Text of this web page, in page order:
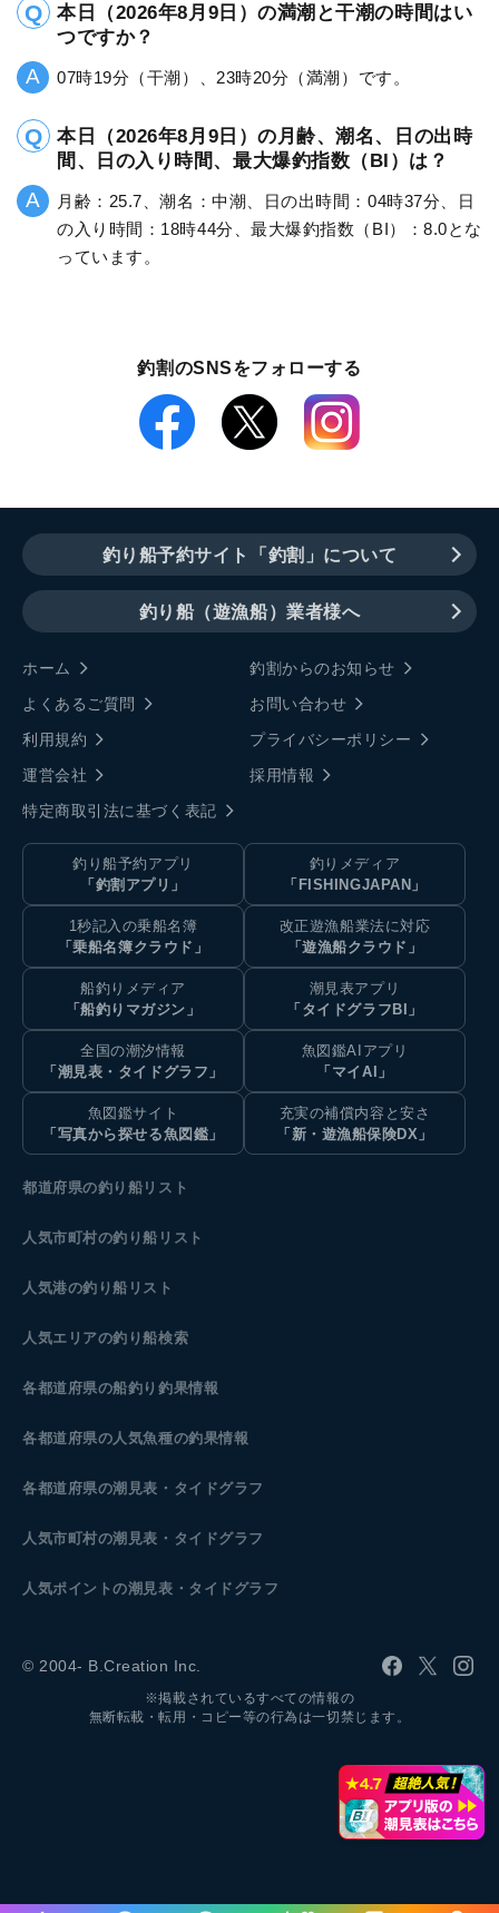
本日（2026年8月9日）の満潮と干潮の時間はい
つですか？
07時19分（干潮）、23時20分（満潮）です。
本日（2026年8月9日）の月齢、潮名、日の出時
間、日の入り時間、最大爆釣指数（BI）は？
月齢：25.7、潮名：中潮、日の出時間：04時37分、日
の入り時間：18時44分、最大爆釣指数（BI）：8.0とな
っています。
釣割のSNSをフォローする
釣り船予約サイト「釣割」について
釣り船（遊漁船）業者様へ
ホーム
釣割からのお知らせ
よくあるご質問
お問い合わせ
利用規約
プライバシーポリシー
運営会社
採用情報
特定商取引法に基づく表記
釣り船予約アプリ
「釣割アプリ」
釣りメディア
「FISHINGJAPAN」
1秒記入の乗船名簿
「乗船名簿クラウド」
改正遊漁船業法に対応
「遊漁船クラウド」
船釣りメディア
「船釣りマガジン」
潮見表アプリ
「タイドグラフBI」
全国の潮汐情報
「潮見表・タイドグラフ」
魚図鑑AIアプリ
「マイAI」
魚図鑑サイト
「写真から探せる魚図鑑」
充実の補償内容と安さ
「新・遊漁船保険DX」
都道府県の釣り船リスト
人気市町村の釣り船リスト
人気港の釣り船リスト
人気エリアの釣り船検索
各都道府県の船釣り釣果情報
各都道府県の人気魚種の釣果情報
各都道府県の潮見表 ・タイドグラフ
人気市町村の潮見表・タイドグラフ
人気ポイントの潮見表・タイドグラフ
© 2004- B.Creation Inc.
※掲載されているすべての情報の
無断転載・転用・コピー等の行為は一切禁じます。